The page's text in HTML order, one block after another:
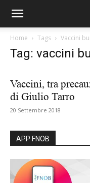
Home Tags Vaccini
Tag: vaccini
Vaccini, tra
di Giulio Tarro
20 Settembre 2018
APP FNOB